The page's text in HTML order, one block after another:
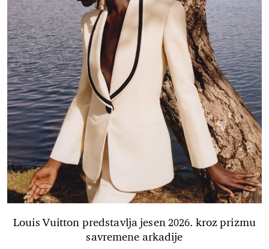
Louis Vuitton predstavlja jesen 2026. kroz prizmu
savremene arkadije